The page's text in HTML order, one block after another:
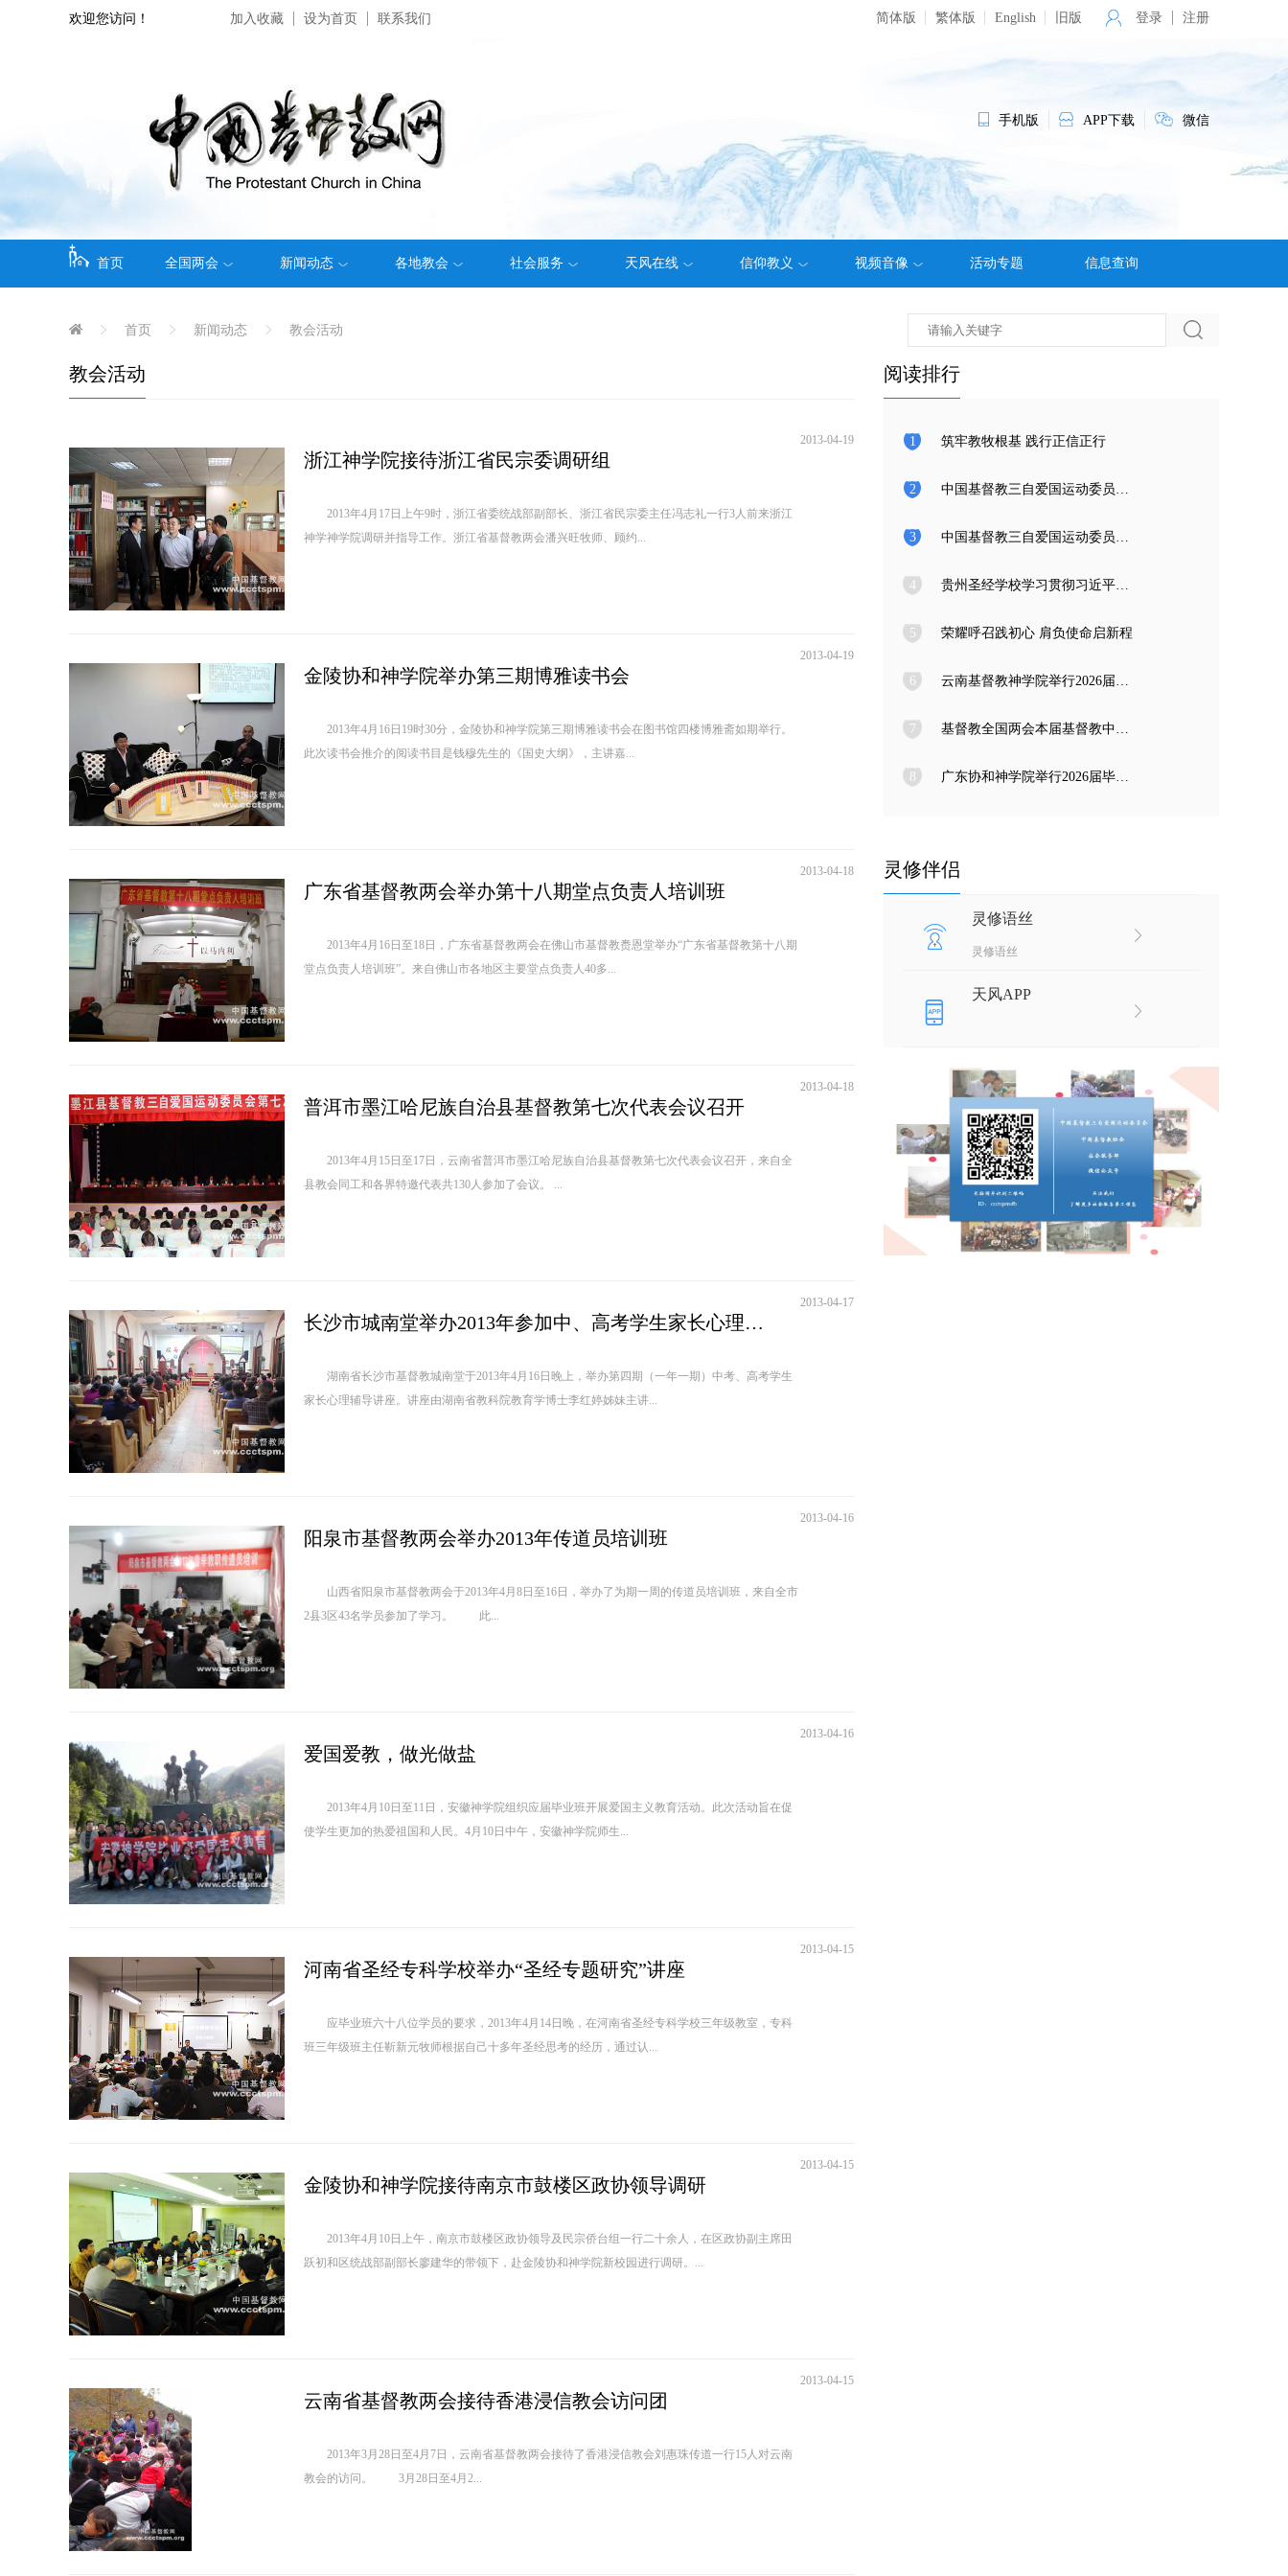
欢迎您访问！ 加入收藏 设为首页 联系我们 简体版 繁体版 English 旧版 登录 注册
手机版 APP下载 微信
首页 全国两会 新闻动态 各地教会 社会服务 天风在线 信仰教义 视频音像 活动专题 信息查询
首页 新闻动态 教会活动
教会活动
浙江神学院接待浙江省民宗委调研组
2013年4月17日上午9时，浙江省委统战部副部长、浙江省民宗委主任冯志礼一行3人前来浙江
神学神学院调研并指导工作。浙江省基督教两会潘兴旺牧师、顾约...
2013-04-19
金陵协和神学院举办第三期博雅读书会
2013年4月16日19时30分，金陵协和神学院第三期博雅读书会在图书馆四楼博雅斋如期举行。
此次读书会推介的阅读书目是钱穆先生的《国史大纲》，主讲嘉...
2013-04-19
广东省基督教两会举办第十八期堂点负责人培训班
2013年4月16日至18日，广东省基督教两会在佛山市基督教赉恩堂举办“广东省基督教第十八期
堂点负责人培训班”。来自佛山市各地区主要堂点负责人40多...
2013-04-18
普洱市墨江哈尼族自治县基督教第七次代表会议召开
2013年4月15日至17日，云南省普洱市墨江哈尼族自治县基督教第七次代表会议召开，来自全
县教会同工和各界特邀代表共130人参加了会议。 ...
2013-04-18
长沙市城南堂举办2013年参加中、高考学生家长心理辅导讲座
湖南省长沙市基督教城南堂于2013年4月16日晚上，举办第四期（一年一期）中考、高考学生
家长心理辅导讲座。讲座由湖南省教科院教育学博士李红婷姊妹主讲...
2013-04-17
阳泉市基督教两会举办2013年传道员培训班
山西省阳泉市基督教两会于2013年4月8日至16日，举办了为期一周的传道员培训班，来自全市
2县3区43名学员参加了学习。 此...
2013-04-16
爱国爱教，做光做盐
2013年4月10日至11日，安徽神学院组织应届毕业班开展爱国主义教育活动。此次活动旨在促
使学生更加的热爱祖国和人民。4月10日中午，安徽神学院师生...
2013-04-16
河南省圣经专科学校举办“圣经专题研究”讲座
应毕业班六十八位学员的要求，2013年4月14日晚，在河南省圣经专科学校三年级教室，专科
班三年级班主任靳新元牧师根据自己十多年圣经思考的经历，通过认...
2013-04-15
金陵协和神学院接待南京市鼓楼区政协领导调研
2013年4月10日上午，南京市鼓楼区政协领导及民宗侨台组一行二十余人，在区政协副主席田
跃初和区统战部副部长廖建华的带领下，赴金陵协和神学院新校园进行调研。...
2013-04-15
云南省基督教两会接待香港浸信教会访问团
2013年3月28日至4月7日，云南省基督教两会接待了香港浸信教会刘惠珠传道一行15人对云南
教会的访问。 3月28日至4月2...
2013-04-15
阅读排行
1 筑牢教牧根基 践行正信正行
2 中国基督教三自爱国运动委员会2026年度公开招聘工作人员面试公告
3 中国基督教三自爱国运动委员会2026年度公开招聘应届高校毕业生面试公告
4 贵州圣经学校学习贯彻习近平总书记在庆祝中国共产党成立105周年大会上的重要讲话精神
5 荣耀呼召践初心 肩负使命启新程
6 云南基督教神学院举行2026届毕业典礼
7 基督教全国两会本届基督教中国化推进委员会在成都召开专题编写工作会议
8 广东协和神学院举行2026届毕业感恩崇拜暨毕业典礼
灵修伴侣
灵修语丝
灵修语丝
天风APP